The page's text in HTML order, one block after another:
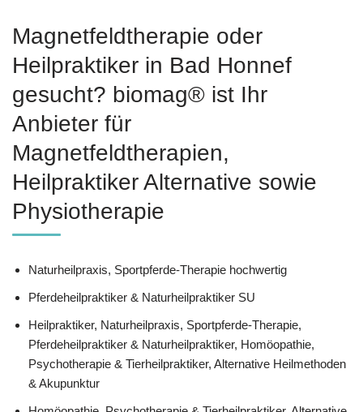
Magnetfeldtherapie oder
Heilpraktiker in Bad Honnef
gesucht? biomag® ist Ihr
Anbieter für
Magnetfeldtherapien,
Heilpraktiker Alternative sowie
Physiotherapie
Naturheilpraxis, Sportpferde-Therapie hochwertig
Pferdeheilpraktiker & Naturheilpraktiker SU
Heilpraktiker, Naturheilpraxis, Sportpferde-Therapie,
Pferdeheilpraktiker & Naturheilpraktiker, ‎Homöopathie,
‎Psychotherapie & ‎Tierheilpraktiker, Alternative Heilmethoden
& Akupunktur